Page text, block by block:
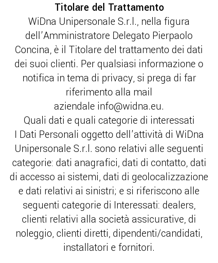
Titolare del Trattamento
WiDna Unipersonale S.r.l., nella figura
dell’Amministratore Delegato Pierpaolo
Concina, è il Titolare del trattamento dei dati
dei suoi clienti. Per qualsiasi informazione o
notifica in tema di privacy, si prega di far
riferimento alla mail
aziendale info@widna.eu.
Quali dati e quali categorie di interessati
I Dati Personali oggetto dell’attività di WiDna
Unipersonale S.r.l. sono relativi alle seguenti
categorie: dati anagrafici, dati di contatto, dati
di accesso ai sistemi, dati di geolocalizzazione
e dati relativi ai sinistri; e si riferiscono alle
seguenti categorie di Interessati: dealers,
clienti relativi alla società assicurative, di
noleggio, clienti diretti, dipendenti/candidati,
installatori e fornitori.